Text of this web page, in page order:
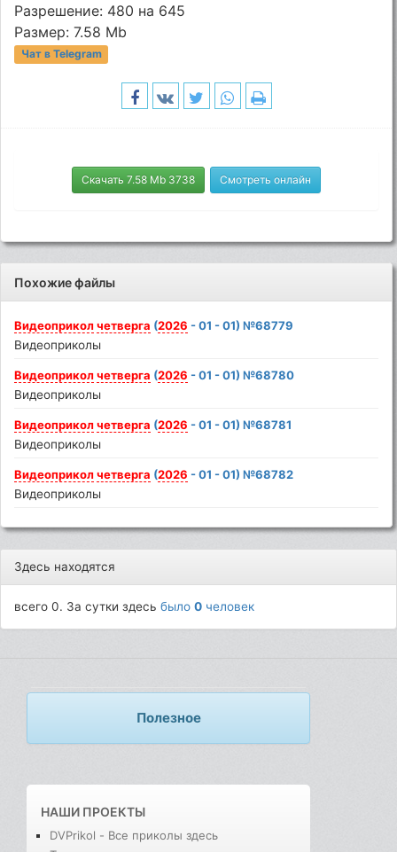
Разрешение: 480 на 645
Размер: 7.58 Mb
Чат в Telegram
Скачать 7.58 Mb 3738 Смотреть онлайн
Похожие файлы
Видеоприкол четверга (2026 - 01 - 01) №68779
Видеоприколы
Видеоприкол четверга (2026 - 01 - 01) №68780
Видеоприколы
Видеоприкол четверга (2026 - 01 - 01) №68781
Видеоприколы
Видеоприкол четверга (2026 - 01 - 01) №68782
Видеоприколы
Здесь находятся
всего 0. За сутки здесьбыло0 человек
Полезное
НАШИ ПРОЕКТЫ
DVPrikol - Все приколы здесь